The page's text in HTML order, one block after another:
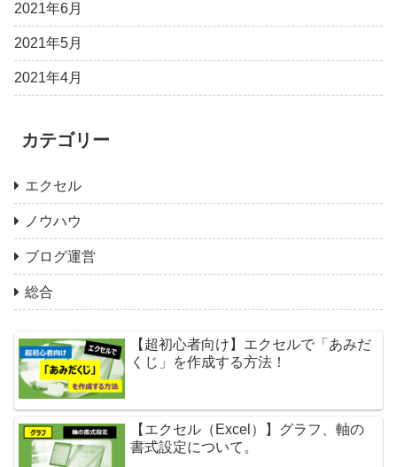
2021年6月
2021年5月
2021年4月
カテゴリー
エクセル
ノウハウ
ブログ運営
総合
【超初心者向け】エクセルで「あみだ
くじ」を作成する方法！
【エクセル（Excel）】グラフ、軸の
書式設定について。